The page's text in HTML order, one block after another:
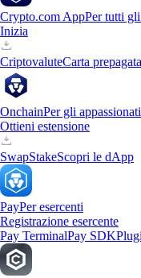
Crypto.com AppPer tutti
Inizia
CriptovaluteCarta
OnchainPer gli
Ottieni estensione
SwapStakeScopri le dApp
PayPer esercenti
Registrazione esercente
Pay TerminalPay SDK